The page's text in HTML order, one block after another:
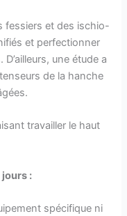
fessiers et des ischio-
et perfectionner
une étude a
de la hanche
travailler le haut
:
spécifique ni